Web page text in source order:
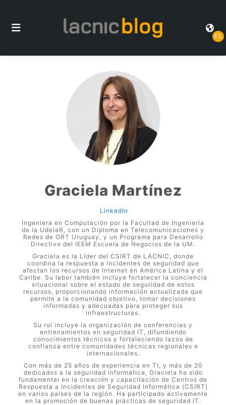
ES
Graciela Martínez
LinkedIn
Ingeniera en Computación por la Facultad de Ingeniería
de la UdelaR, con un Diploma en Telecomunicaciones y
Redes de ORT Uruguay, y un Programa para Desarrollo
Directivo del IEEM Escuela de Negocios de la UM.
Graciela es la Líder del CSIRT de LACNIC, donde
coordina la respuesta a incidentes de seguridad que
afectan los recursos de Internet en América Latina y el
Caribe. Su labor también incluye fortalecer la conciencia
situacional sobre el estado de seguridad de estos
recursos, proporcionando información actualizada que
permite a la comunidad objetivo, tomar decisiones
informadas y adecuadas para proteger sus
infraestructuras.
Su rol incluye la organización de conferencias y
entrenamientos en seguridad IT, difundiendo
conocimientos técnicos y fortaleciendo lazos de
confianza entre comunidades técnicas regionales e
internacionales.
Con más de 25 años de experiencia en TI, y más de 20
dedicados a la seguridad informática, Graciela ha sido
fundamental en la creación y capacitación de Centros de
Respuesta a Incidentes de Seguridad Informática (CSIRT)
en varios países de la región. Ha participado activamente
en la promoción de buenas prácticas de seguridad IT.